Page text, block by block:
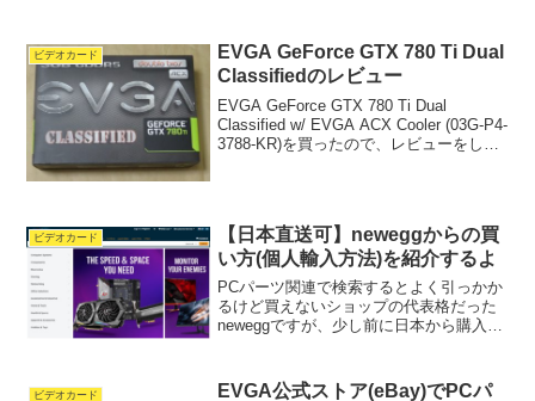
GPUNVIDIA GeF...
ビデオカード
EVGA GeForce GTX 780 Ti Dual
Classifiedのレビュー
EVGA GeForce GTX 780 Ti Dual
Classified w/ EVGA ACX Cooler (03G-P4-
3788-KR)を買ったので、レビューをしま
ビデオカード
【日本直送可】neweggからの買
い方(個人輸入方法)を紹介するよ
PCパーツ関連で検索するとよく引っかか
るけど買えないショップの代表格だった
neweggですが、少し前に日本から購入
方法)を紹介します。わたしはこれまでに
ビデオカード
EVGA公式ストア(eBay)でPCパ